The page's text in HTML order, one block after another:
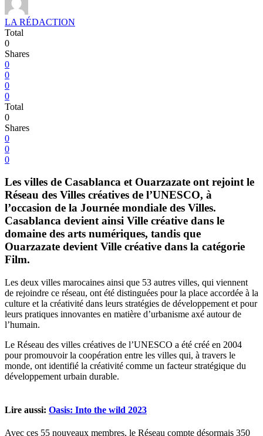
LA RÉDACTION
Total
0
Shares
0
0
0
0
Total
0
Shares
0
0
0
Les villes de Casablanca et Ouarzazate ont rejoint le
Réseau des Villes créatives de l’UNESCO, à
l’occasion de la Journée mondiale des Villes.
Casablanca devient ainsi Ville créative dans le
domaine des arts numériques, tandis que
Ouarzazate devient Ville créative dans la catégorie
Film.
Les deux villes marocaines ainsi que 53 autres villes, qui viennent
de rejoindre ce réseau, ont été distinguées pour la place accordée à la
culture et la créativité dans leurs stratégies de développement et pour
leurs pratiques innovantes en matière d’urbanisme axé autour de
l’humain.
Le Réseau des villes créatives de l’UNESCO a été créé en 2004
pour promouvoir la coopération entre les villes qui, à travers le
monde, ont identifié la créativité comme un facteur stratégique du
développement urbain durable.
Lire aussi: Oasis: Into the wild 2023
Avec ces 55 nouveaux membres, le Réseau compte désormais 350